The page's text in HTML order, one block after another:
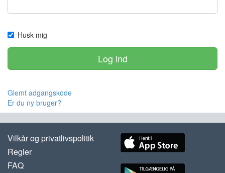
Husk mig
Log ind
Glemt adgangskode
Er du ny bruger?
Vilkår og privatlivspolitik
Regler
FAQ